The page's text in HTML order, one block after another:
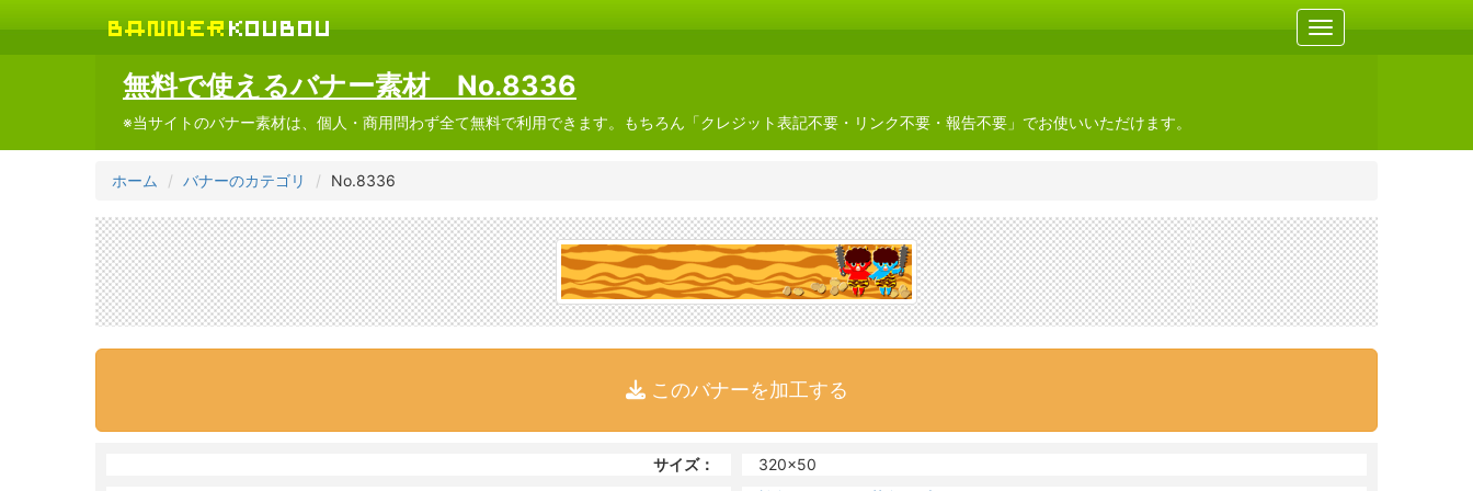
無料で使えるバナー素材 No.8336
※当サイトのバナー素材は、個人・商用問わず全て無料で利用できます。もちろん「クレジット表記不要・リンク不要・報告不要」でお使いいただけます。
ホーム バナーのカテゴリ No.8336
このバナーを加工する
サイズ：
320x50